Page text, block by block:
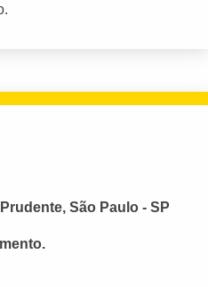
São Paulo - SP